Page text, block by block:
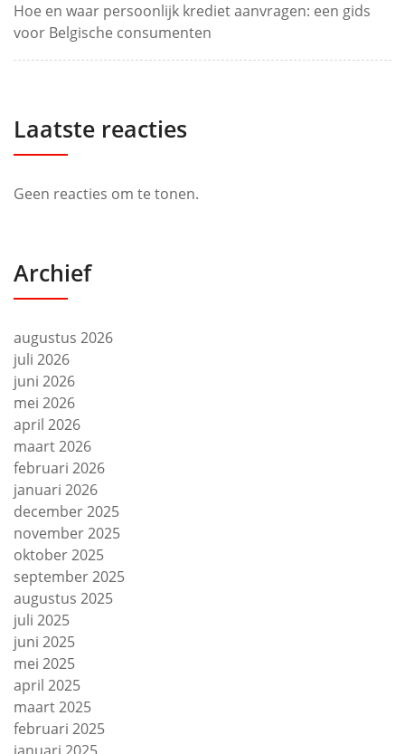
Hoe en waar persoonlijk krediet aanvragen: een gids
voor Belgische consumenten
Laatste reacties
Geen reacties om te tonen.
Archief
augustus 2026
juli 2026
juni 2026
mei 2026
april 2026
maart 2026
februari 2026
januari 2026
december 2025
november 2025
oktober 2025
september 2025
augustus 2025
juli 2025
juni 2025
mei 2025
april 2025
maart 2025
februari 2025